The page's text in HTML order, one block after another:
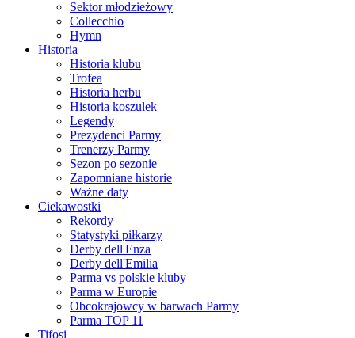
Sektor młodzieżowy
Collecchio
Hymn
Historia
Historia klubu
Trofea
Historia herbu
Historia koszulek
Legendy
Prezydenci Parmy
Trenerzy Parmy
Sezon po sezonie
Zapomniane historie
Ważne daty
Ciekawostki
Rekordy
Statystyki piłkarzy
Derby dell'Enza
Derby dell'Emilia
Parma vs polskie kluby
Parma w Europie
Obcokrajowcy w barwach Parmy
Parma TOP 11
Tifosi